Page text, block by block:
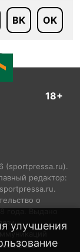
ВК ОК
улучшения
18+
(sportpressa.ru).
редактор:
о
года. Выдано
права